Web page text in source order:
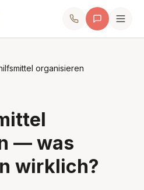
organisieren
— was
wirklich?